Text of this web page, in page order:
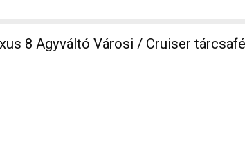
8 Agyváltó Városi / Cruiser